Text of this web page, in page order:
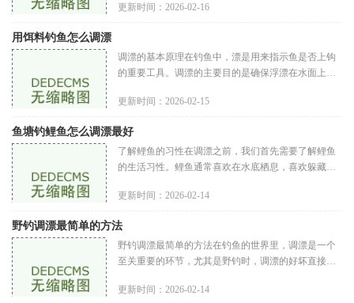
线，并且适合大多数钓鱼环
更新时间：2026-02-16
用饵料钓鱼怎么调漂
调漂的基本原理在钓鱼中，漂是用来指示鱼是否上钩
的重要工具。调漂的主要目的是确保浮漂在水面上的
单理解为浮漂与钓组的平衡
更新时间：2026-02-15
鱼塘钓鲤鱼怎么调漂最好
了解鲤鱼的习性在调漂之前，我们首先需要了解鲤鱼
的生活习性。鲤鱼通常喜欢在水底栖息，喜欢躲藏在
敏感性也比较高，尤其是在
更新时间：2026-02-14
野钓调漂最简单的方法
野钓调漂最简单的方法在钓鱼的世界里，调漂是一个
至关重要的环节，尤其是野钓时，调漂的好坏直接影
项复杂的技术，今天我们就
更新时间：2026-02-14